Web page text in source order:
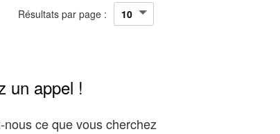
Résultats par page :
un appel !
ce que vous cherchez